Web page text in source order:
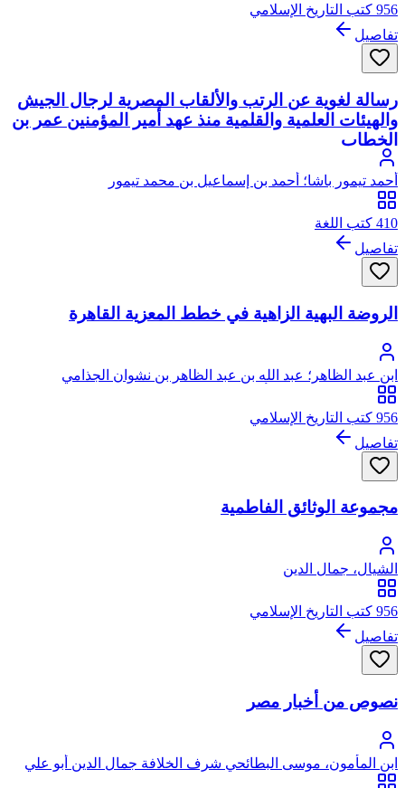
956 كتب التاريخ الإسلامي
تفاصيل
رسالة لغوية عن الرتب والألقاب المصرية لرجال الجيش
والهيئات العلمية والقلمية منذ عهد أمير المؤمنين عمر بن
الخطاب
أحمد تيمور باشا؛ أحمد بن إسماعيل بن محمد تيمور
410 كتب اللغة
تفاصيل
الروضة البهية الزاهية في خطط المعزية القاهرة
ابن عبد الظاهر؛ عبد الله بن عبد الظاهر بن نشوان الجذامي
السعدي، محيي الدين، أبو الفضل ابن رشيد الدين
956 كتب التاريخ الإسلامي
تفاصيل
مجموعة الوثائق الفاطمية
الشيال، جمال الدين
956 كتب التاريخ الإسلامي
تفاصيل
نصوص من أخبار مصر
ابن المأمون، موسى البطائحي شرف الخلافة جمال الدين أبو علي